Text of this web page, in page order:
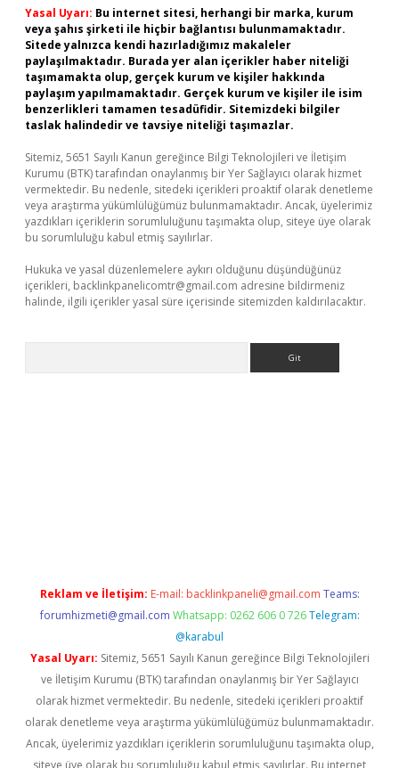
Yasal Uyarı: Bu internet sitesi, herhangi bir marka, kurum
veya şahıs şirketi ile hiçbir bağlantısı bulunmamaktadır.
Sitede yalnızca kendi hazırladığımız makaleler
paylaşılmaktadır. Burada yer alan içerikler haber niteliği
taşımamakta olup, gerçek kurum ve kişiler hakkında
paylaşım yapılmamaktadır. Gerçek kurum ve kişiler ile isim
benzerlikleri tamamen tesadüfidir. Sitemizdeki bilgiler
taslak halindedir ve tavsiye niteliği taşımazlar.
Sitemiz, 5651 Sayılı Kanun gereğince Bilgi Teknolojileri ve İletişim
Kurumu (BTK) tarafından onaylanmış bir Yer Sağlayıcı olarak hizmet
vermektedir. Bu nedenle, sitedeki içerikleri proaktif olarak denetleme
veya araştırma yükümlülüğümüz bulunmamaktadır. Ancak, üyelerimiz
yazdıkları içeriklerin sorumluluğunu taşımakta olup, siteye üye olarak
bu sorumluluğu kabul etmiş sayılırlar.
Hukuka ve yasal düzenlemelere aykırı olduğunu düşündüğünüz
içerikleri, backlinkpanelicomtr@gmail.com adresine bildirmeniz
halinde, ilgili içerikler yasal süre içerisinde sitemizden kaldırılacaktır.
Reklam ve İletişim: E-mail: backlinkpaneli@gmail.com Teams:
forumhizmeti@gmail.com Whatsapp: 0262 606 0 726 Telegram:
@karabul
Yasal Uyarı: Sitemiz, 5651 Sayılı Kanun gereğince Bilgi Teknolojileri
ve İletişim Kurumu (BTK) tarafından onaylanmış bir Yer Sağlayıcı
olarak hizmet vermektedir. Bu nedenle, sitedeki içerikleri proaktif
olarak denetleme veya araştırma yükümlülüğümüz bulunmamaktadır.
Ancak, üyelerimiz yazdıkları içeriklerin sorumluluğunu taşımakta olup,
siteye üye olarak bu sorumluluğu kabul etmiş sayılırlar. Bu internet